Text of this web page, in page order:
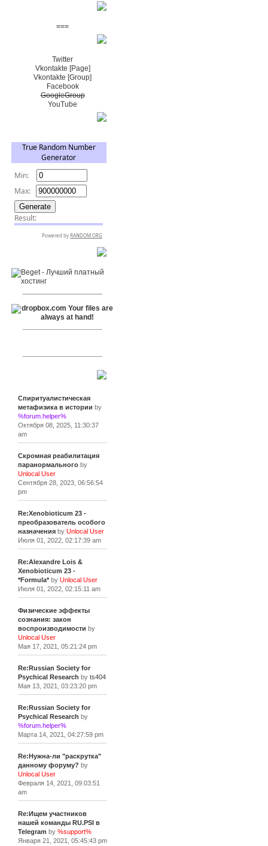
===
Twitter
Vkontakte [Page]
Vkontakte [Group]
Facebook
GoogleGroup
YouTube
Спиритуалистическая
метафизика в истории by
%forum.helper%
Октября 08, 2025, 11:30:37
am
Скромная реабилитация
паранормальногоby
Unlocal User
Сентября 28, 2023, 06:56:54
pm
Re:Xenobioticum 23 -
преобразователь особого
назначенияby Unlocal User
Июля 01, 2022, 02:17:39 am
Re:Alexandre Lois &
Xenobioticum 23 -
*Formula*by Unlocal User
Июля 01, 2022, 02:15:11 am
Физические эффекты
сознания: закон
воспроизводимости by
Unlocal User
Мая 17, 2021, 05:21:24 pm
Re:Russian Society for
Psychical Research by ts404
Мая 13, 2021, 03:23:20 pm
Re:Russian Society for
Psychical Research by
%forum.helper%
Марта 14, 2021, 04:27:59 pm
Re:Нужна-ли "раскрутка"
данному форуму? by
Unlocal User
Февраля 14, 2021, 09:03:51
am
Re:Ищем участников
нашей команды RU.PSI в
Telegram by %support%
Января 21, 2021, 05:45:43 pm